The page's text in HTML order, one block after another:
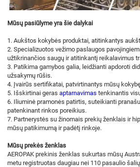
Mūsų pasiūlyme yra šie dalykai
1. Aukštos kokybės produktai, atitinkantys
2. Specializuotos vežimo paslaugos
užtikrinančios saugų ir atitinkantį reikalavimus
3. Patikima gamybos galia, leidžianti apdoroti
užsakymų rūšis.
4. Įvairūs sertifikatai, patvirtinantys mūsų
5. Išskirtinai geras aptarnavimas tenkinantis
6. Iliuminė pramonės patirtis, suteikianti
patenkinant rinkos poreikius.
7. Partnerystės su žinomais prekių ženklais ir
mūsų patikimumą ir padėtį rinkoje.
Mūsų prekės ženklas
AEROPAK prekinis ženklas sukurtas mūsų
metu registruotas daugiau nei 110 pasaulio